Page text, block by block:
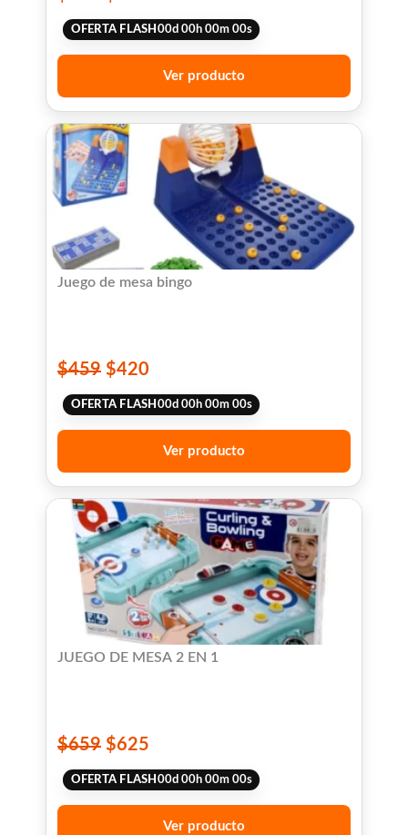
OFERTA FLASH 00d 00h 00m 00s
Ver producto
Juego de mesa bingo
$459 $420
OFERTA FLASH 00d 00h 00m 00s
Ver producto
JUEGO DE MESA 2 EN 1
$659 $625
OFERTA FLASH 00d 00h 00m 00s
Ver producto